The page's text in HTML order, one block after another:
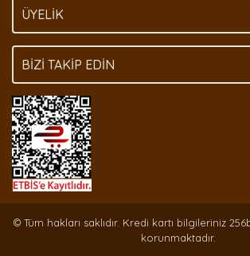
ÜYELİK
BİZİ TAKİP EDİN
© Tüm hakları saklıdır. Kredi kartı bilgileriniz
korunmaktadır.